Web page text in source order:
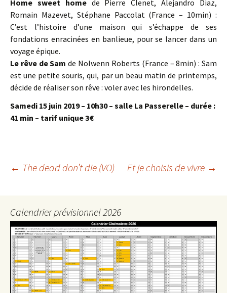
Home sweet homede Pierre Clenet, Alejandro Diaz,
Romain Mazevet, Stéphane Paccolat (France – 10min) :
C’est l’histoire d’une maison qui s’échappe de ses
fondations enracinées en banlieue, pour se lancer dans un
voyage épique.
Le rêve de Sam de Nolwenn Roberts (France – 8min) : Sam
est une petite souris, qui, par un beau matin de printemps,
décide de réaliser son rêve : voler avec les hirondelles.
Samedi 15 juin 2019 – 10h30 – salle La Passerelle – durée :
41 min – tarif unique 3€
Navigation
articles
← The dead don’t die (VO) Et je choisis de vivre →
Calendrier prévisionnel 2026